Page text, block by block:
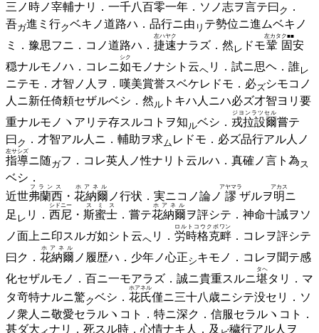
三ノ時ノ宰輔ナリ．一千八百零一年．ソノ志ヲ言テ曰ク ．
吾ガ進ミ 行クベキノ道路ハ．品行ニ由 リ テ勢位ニ進ムベキノ
ミ．豫思フニ．コノ道路ハ． 捷速
左ハヤク
ナラズ． 然 レ ドモ鞏固
左カタク■■
安
穏ナルモノハ．コレニ如
シク
モノナシト 云ヘ リ．試ニ思ヘ． 誰レ
ニテモ．才智ノ人ヲ．嘆美賞誉スベケレドモ． 必ズシモコノ
人ニ新任倚頼セザルベシ． 然ル トキハ人ニハ必ズ才智ヨリ要
重ナルモノヽアリテ存スルコトヲ知ルベシ． 戎拉設爾
ジヨンラツセル
嘗テ
曰ク ．才智アル人ニ．輔助ヲ求ム レドモ．必ズ品行アル人ノ
指導
左サシズ
ニ随ガフ．コレ英人ノ性ナリト云ルハ．真確ノ言ト 為ス
ベシ．
近世弗蘭西
フランス
・ 花納爾
ホアネル
ノ行状．実ニコノ論ノ 謬
アヤマラ
ザルヲ明
アカス
ニ
足 レ リ． 西尼
シドニー
・ 斯蜜士
スミス
．嘗テ花納爾
ホアネル
ヲ評シテ．神命十誡ヲソ
ノ面上ニ印スルガ如シト 云ヘ リ． 労時格克畔
ロルトコウクボワン
．コレヲ評シテ
曰ク． 花納爾
ホアネル
ノ履歴ハ．少年ノ心正シキモノ．コレヲ聞テ感
化セザルモノ．百ニ一モアラズ．誠ニ貴重スルニ堪
タヘ
タリ．マ
タ竒特ナルニ驚クベシ． 花氏
ホアネル
僅ニ三十八歳ニシテ没セリ．ソ
ノ衆人ニ敬愛セラルヽコト．特ニ深ク．信服セラルヽコト．
甚ダ大 ナリ．死スル時．心情ナキ人． 及
穢行アル人ヲ